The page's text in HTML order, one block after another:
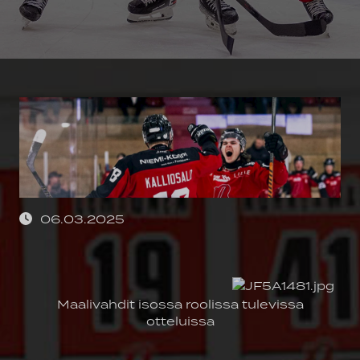
06.03.2025
Maalivahdit isossa roolissa tulevissa
otteluissa